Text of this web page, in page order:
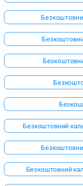
Безкоштовний
Безкоштовний